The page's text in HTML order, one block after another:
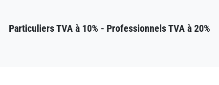
Particuliers TVA à 10% - Professionnels TVA à 20%